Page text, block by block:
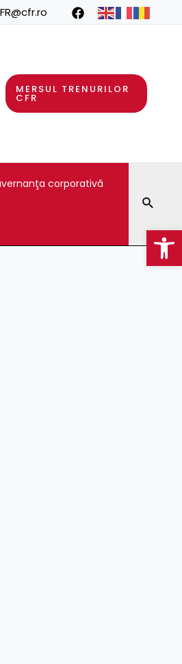
MERSUL TRENURILOR
CFR
corporativă